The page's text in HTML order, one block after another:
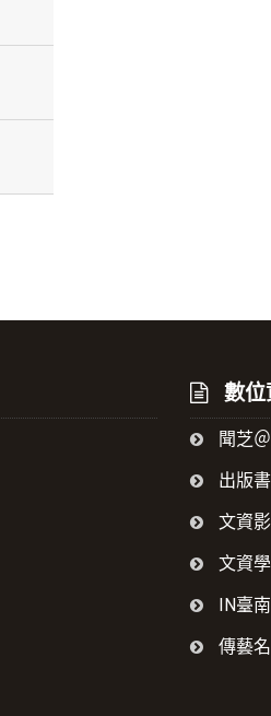
數位
聞芝
出版
文資
文資
IN臺
傳藝